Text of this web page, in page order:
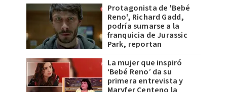
Protagonista de 'Bebé
Reno', Richard Gadd,
podría sumarse a la
franquicia de Jurassic
Park, reportan
La mujer que inspiró
‘Bebé Reno’ da su
primera entrevista y